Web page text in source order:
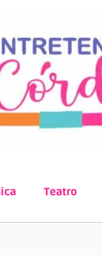
Teatro